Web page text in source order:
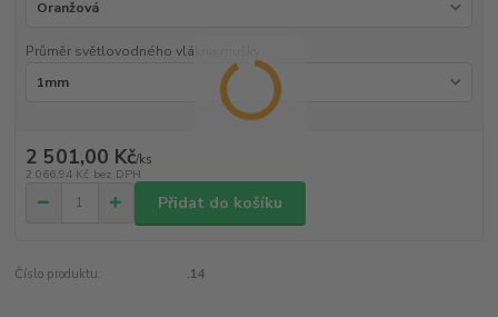
Průměr světlovodného vlákna mušky
2 501,00 Kč/ks
2 066,94 Kč bez DPH
Přidat do košíku
Číslo produktu: .14